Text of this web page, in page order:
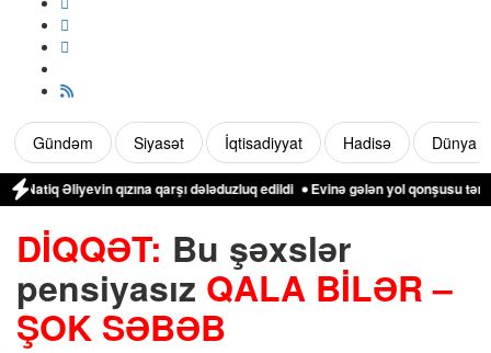
Gündəm Siyasət İqtisadiyyat Hadisə Dünya
Əliyevin qızına qarşı dələduzluq edildi Evinə gələn yol qonşusu tərəfindən
DİQQƏT: Bu şəxslər
pensiyasız QALA BİLƏR –
ŞOK SƏBƏB